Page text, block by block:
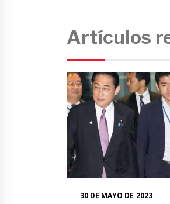
Artículos
30 DE MAYO DE 2023